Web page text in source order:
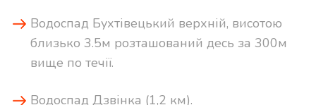
Водоспад Бухтівецький верхній, висотою
близько 3.5м розташований десь за 300м
вище по течії.
Водоспад Дзвінка (1,2 км).